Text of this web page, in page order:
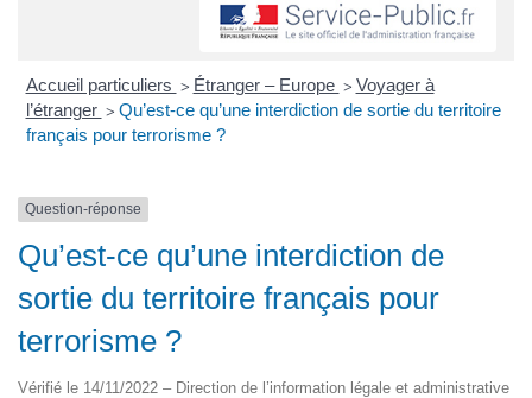
Accueil particuliers > Étranger – Europe > Voyager à
l’étranger > Qu’est-ce qu’une interdiction de sortie du territoire
français pour terrorisme ?
Question-réponse
Qu’est-ce qu’une interdiction de
sortie du territoire français pour
terrorisme ?
Vérifié le 14/11/2022 – Direction de l’information légale et administrative